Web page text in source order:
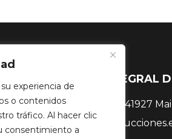
experiencia de
o contenidos
tráfico. Al hacer clic
consentimiento a
SOLUCIÓN INTEGRAL
Calle Balance, 38, 41927